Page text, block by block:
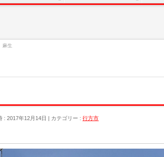
麻生
: 2017年12月14日 カテゴリー : 行方市